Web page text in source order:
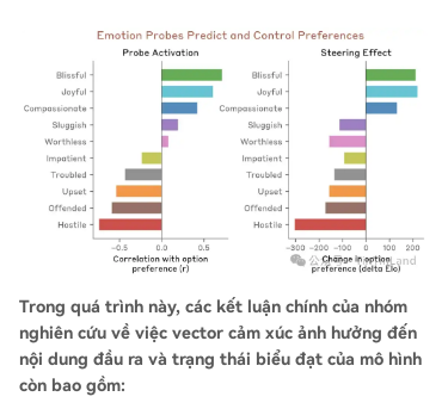
Trong quá trình này, các kết luận chính của nhóm
nghiên cứu về việc vector cảm xúc ảnh hưởng đến
nội dung đầu ra và trạng thái biểu đạt của mô hình
còn bao gồm: